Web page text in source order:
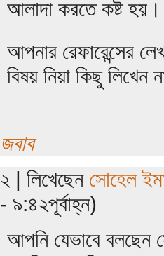
আলাদা করতে কষ্ট
আপনার রেফারেন্সের
বিষয় নিয়া কিছু লিখেন
জবাব
২ | লিখেছেন সোহেল
- ৯:৪২পূর্বাহ্ন)
আপনি যেভাবে বলছেন